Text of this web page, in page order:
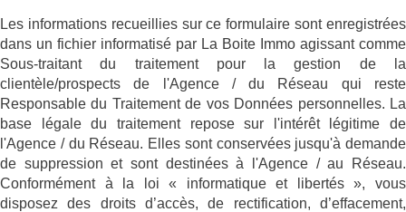
Les informations recueillies sur ce formulaire sont enregistrées
dans un fichier informatisé par La Boite Immo agissant comme
Sous-traitant du traitement pour la gestion de la
clientèle/prospects de l'Agence / du Réseau qui reste
Responsable du Traitement de vos Données personnelles. La
base légale du traitement repose sur l'intérêt légitime de
l'Agence / du Réseau. Elles sont conservées jusqu'à demande
de suppression et sont destinées à l'Agence / au Réseau.
Conformément à la loi « informatique et libertés », vous
disposez des droits d’accès, de rectification, d’effacement,